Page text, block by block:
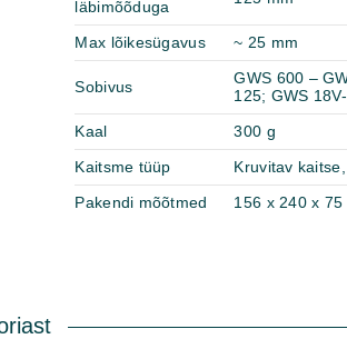
läbimõõduga
Max lõikesügavus ~ 25 mm
Sobivus
GWS 600 –
125; GWS
Kaal
300 g
Kaitsme tüüp
Kruvitav
Pakendi mõõtmed
156 x 240 x 75